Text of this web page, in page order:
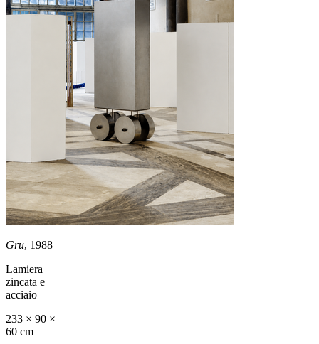
Gru, 1988
Lamiera
zincata e
acciaio
233 × 90 ×
60 cm